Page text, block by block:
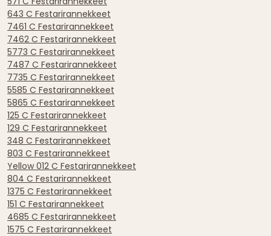
643 C Festarirannekkeet
7461 C Festarirannekkeet
7462 C Festarirannekkeet
5773 C Festarirannekkeet
7487 C Festarirannekkeet
7735 C Festarirannekkeet
5585 C Festarirannekkeet
5865 C Festarirannekkeet
125 C Festarirannekkeet
129 C Festarirannekkeet
348 C Festarirannekkeet
803 C Festarirannekkeet
Yellow 012 C Festarirannekkeet
804 C Festarirannekkeet
1375 C Festarirannekkeet
151 C Festarirannekkeet
4685 C Festarirannekkeet
1575 C Festarirannekkeet